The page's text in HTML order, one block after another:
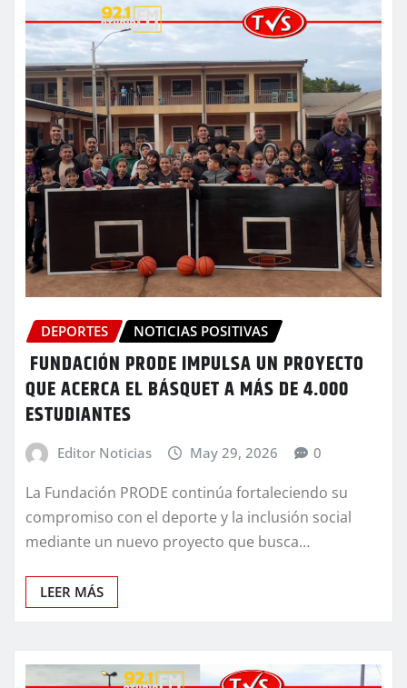
DEPORTES NOTICIAS POSITIVAS
FUNDACIÓN PRODE IMPULSA UN PROYECTO
QUE ACERCA EL BÁSQUET A MÁS DE 4.000
ESTUDIANTES
Editor Noticias May 29, 2026 0
La Fundación PRODE continúa fortaleciendo su
compromiso con el deporte y la inclusión social
mediante un nuevo proyecto que busca…
LEER MÁS